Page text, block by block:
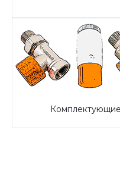
Комплектующие